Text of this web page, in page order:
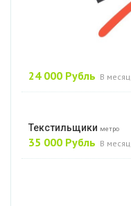
24 000 Рубль В месяц
Текстильщики метро
35 000 Рубль В месяц